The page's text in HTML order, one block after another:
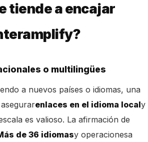
tiende a encajar
o multilingües
a nuevos países o idiomas, una
enlaces en el idioma localy
es valioso. La afirmación de
de 36 idiomasy operacionesa